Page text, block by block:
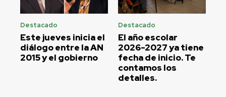
Destacado
Este jueves inicia el
diálogo entre la AN
2015 y el gobierno
Destacado
El año escolar
2026-2027 ya tiene
fecha de inicio. Te
contamos los
detalles.